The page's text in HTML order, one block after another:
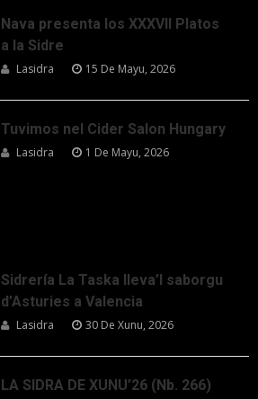
Nava presenta los XXXVII Platos
a la Sidre
Lasidra 15 De Mayu, 2026
Tuvimos nel Cider Salon Hungary
Lasidra 1 De Mayu, 2026
Sidrería La Taska lleva’l saborgu
d’Asturies a Valencia
Lasidra 30 De Xunu, 2026
LA SIDRA DE XUNU’26 (Nb. 266)